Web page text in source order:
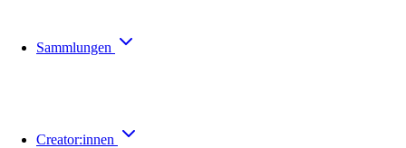
Sammlungen
Creator:innen